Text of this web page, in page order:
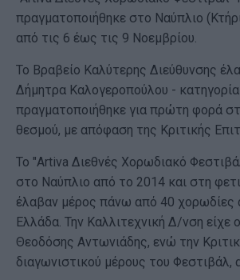
πραγματοποιήθηκε στο Ναύπλιο
από τις 6 έως τις 9 Νοεμβρίου.
Το Βραβείο Καλύτερης Διεύθυνσης
Δήμητρα Καλογεροπούλου -
πραγματοποιήθηκε για πρώτη φορά
θεσμού, με απόφαση της Κριτικής
Το "Artiva Διεθνές Χορωδιακό
στο Ναύπλιο από το 2014 και στη
έλαβαν μέρος πάνω από 40 χορωδίες
Ελλάδα. Την Καλλιτεχνική Δ/νση
Θεοδόσης Αντωνιάδης, ενώ την
διαγωνιστικού μέρους του Φεστιβάλ,